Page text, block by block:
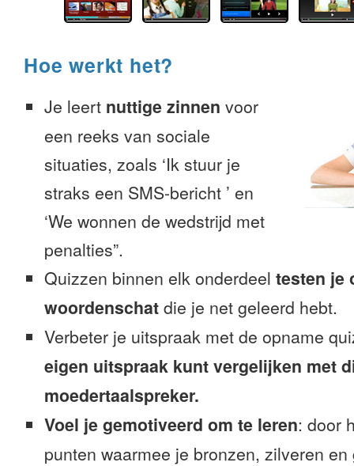
Hoe werkt het?
Je leert nuttige zinnen voor
een reeks van sociale
situaties, zoals ‘Ik stuur je
straks een SMS-bericht ’ en
‘We wonnen de wedstrijd met
penalties”.
Quizzen binnen elk onderdeel testen je
woordenschat die je net geleerd hebt.
Verbeter je uitspraak met de opname
eigen uitspraak kunt vergelijken met
moedertaalspreker.
Voel je gemotiveerd om te leren: door
punten waarmee je bronzen, zilveren en